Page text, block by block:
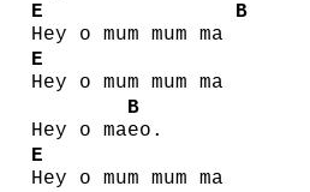
E
Hey o mum mum ma
B
E
Hey o mum mum ma
Hey o ma
B
eo.
E
Hey o mum mum ma